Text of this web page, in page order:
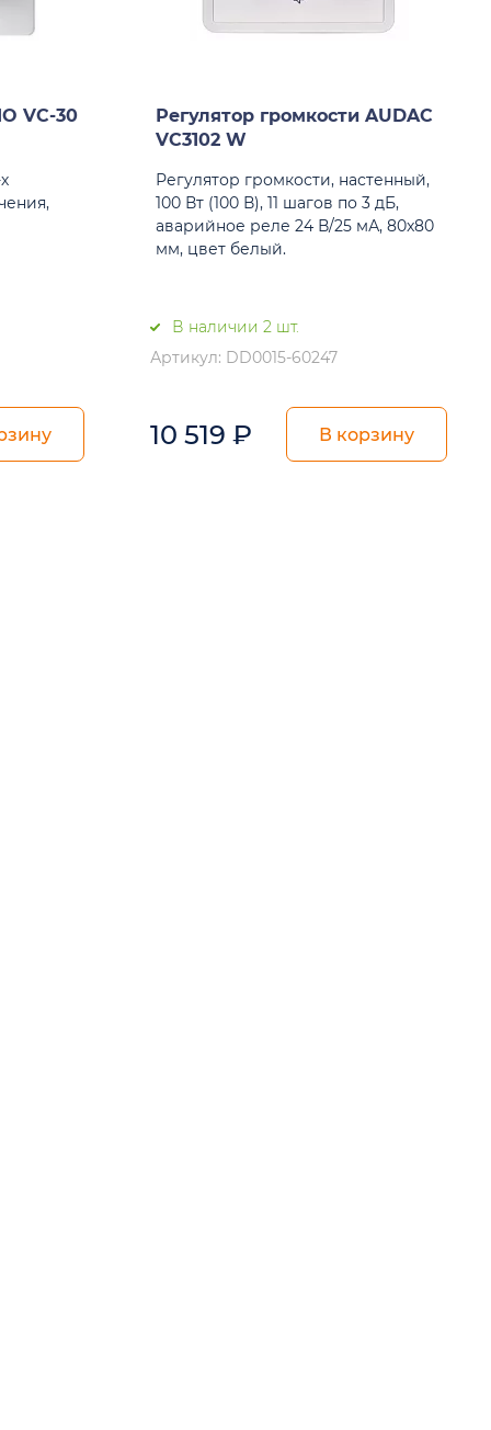
VC-30
Регулятор громкости AUDAC
VC3102 W
Регулятор громкости, настенный,
100 Вт (100 В), 11 шагов по 3 дБ,
аварийное реле 24 В/25 мА, 80x80
мм, цвет белый.
В наличии 2 шт.
Артикул: DD0015-60247
10 519 ₽ В корзину